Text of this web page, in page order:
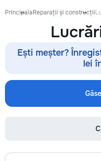
PrincipalaReparații și construcții
Ești meșter?
lei